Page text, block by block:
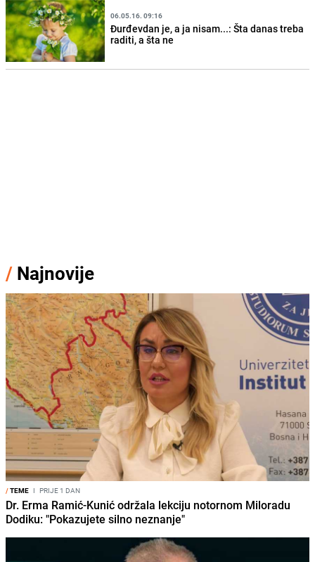
06.05.16. 09:16
Đurđevdan je, a ja nisam...: Šta danas treba
raditi, a šta ne
/ Najnovije
/TEME I PRIJE 1 DAN
Dr. Erma Ramić-Kunić održala lekciju notornom Miloradu
Dodiku: "Pokazujete silno neznanje"